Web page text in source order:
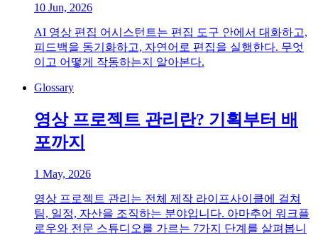
10 Jun, 2026
AI 영상 편집 어시스턴트는 편집 도구 안에서 대화하고,
피드백을 동기화하고, 자연어로 편집을 실행한다. 무엇
이고 어떻게 작동하는지 알아본다.
Glossary
영상 프로젝트 관리란? 기획부터 배
포까지
1 May, 2026
영상 프로젝트 관리는 전체 제작 라이프사이클에 걸쳐
팀, 일정, 자산을 조직하는 분야입니다. 아마추어 워크플
로우와 전문 스튜디오를 가르는 7가지 단계를 살펴봅니